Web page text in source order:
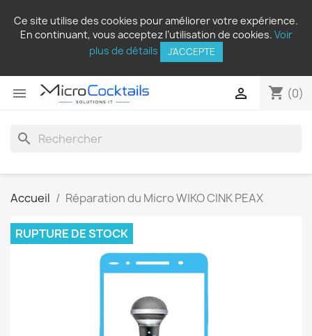
Ce site utilise des cookies pour améliorer votre expérience.
En continuant, vous acceptez l’utilisation de cookies. Voir
plus de détails
J'ACCEPTE
 shopping_cart (0)

search
Accueil Réparation du Micro WIKO CINK PEAX
RUPTURE DE STOCK